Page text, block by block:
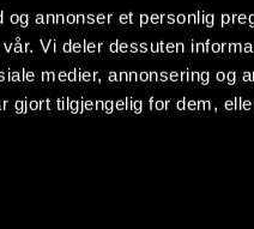
annonser et personlig
Vi deler dessuten
medier, annonsering og
gjort tilgjengelig for dem,